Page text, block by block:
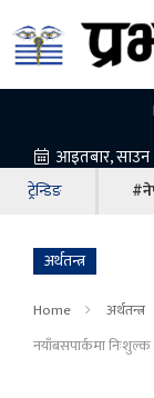
ट्रेन्डिङ
अर्थतन्त्र
Home
अर्थतन्त्र
नयाँबसपार्कमा